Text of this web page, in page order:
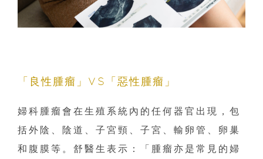
「良性腫瘤」VS「惡性腫瘤」
婦科腫瘤會在生殖系統內的任何器官出現，包
括外陰、陰道、子宮頸、子宮、輸卵管、卵巢
和腹膜等。舒醫生表示：「腫瘤亦是常見的婦